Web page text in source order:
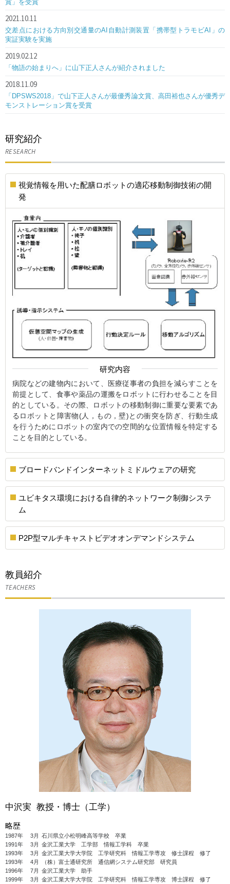
賞」を受賞
2021.10.11
交差点における方向別交通量のAI自動計測装置「携帯型トラモビAI」の
実証実験を実施
2019.02.12
「物語の始まりへ」に山下正人さんが紹介されました
2018.11.09
「DPSWS2018」で山下正人さんが最優秀論文賞、高田裕也さんが優秀デ
モンストレーション賞を受賞
研究紹介
RESEARCH
視覚情報を用いた配膳ロボットの適応移動制御技術の開
発
研究内容
病院などの建物内において、医療従事者の負担を減らすことを
前提として、食事や薬品の運搬をロボットに行わせることを目
的としている。その際、ロボットの移動制御に重要な要素であ
るロボットと障害物(人，もの，壁)との衝突を防ぎ、行動生成
を行うためにロボットの室内での空間的な位置情報を特定する
ことを目的としている。
ブロードバンドインターネットミドルウェアの研究
ユビキタス環境における自律的ネットワーク制御システ
ム
P2P型マルチキャストビデオオンデマンドシステム
教員紹介
TEACHERS
中沢実 教授・博士（工学）
略歴
1987年 3月 石川県立小松明峰高等学校 卒業
1991年
3月 金沢工業大学 工学部 情報工学科 卒業
1993年
3月 金沢工業大学大学院 工学研究科 情報工学専攻 修士課程 修了
1993年
4月
（株）富士通研究所 通信網システム研究部 研究員
1996年
7月 金沢工業大学 助手
1999年
3月 金沢工業大学大学院 工学研究科 情報工学専攻 博士課程 修了